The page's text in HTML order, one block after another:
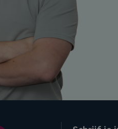
merk en weet je niet of deze
van de led lampen. Indien
met ons op. Uiteraard kan je
gaan indien de lampen toch
lampen in NL en BE werken op
30 dagen, mits de dimmer en
werken allemaal op fase